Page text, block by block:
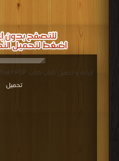
قراءة و تحميل كتاب كتاب Why Does He Do That? PDF مجانا | مكتبة >
تحميل